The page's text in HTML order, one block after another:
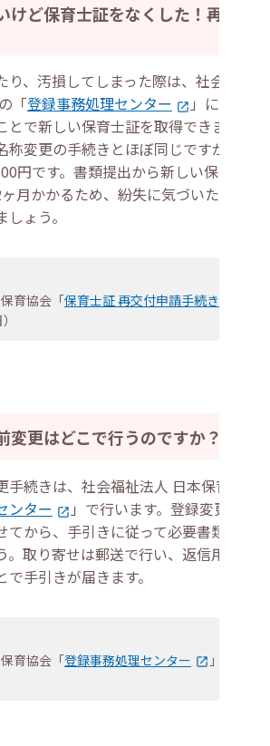
けど保育士証をなくした！再発
、汚損してしまった際は、社会福祉
「登録事務処理センター
」に再発
で新しい保育士証を取得できます。
変更の手続きとほぼ同じですが、再
円です。書類提出から新しい保育士
月かかるため、紛失に気づいたら早
ょう。
育協会「保育士証 再交付申請手続き
変更はどこで行うのですか？
続きは、社会福祉法人 日本保育協
ンター
」で行います。登録変更等
から、手引きに従って必要書類を準
取り寄せは郵送で行い、返信用封筒
手引きが届きます。
育協会「登録事務処理センター
」